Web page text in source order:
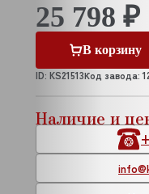
25 798 ₽
В корзину
ID: KS21513Код завода:
Наличие и